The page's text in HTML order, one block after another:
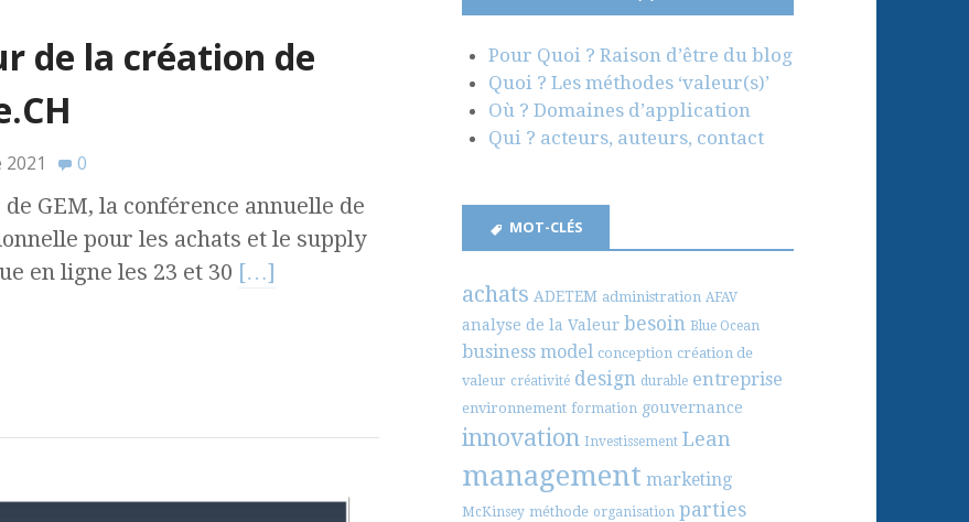
de la création de
0
GEM, la conférence annuelle de
pour les achats et le supply
en ligne les 23 et 30 […]
Pour Quoi ? Raison d’être du blog
Quoi ? Les méthodes ‘valeur(s)’
Où ? Domaines d’application
Qui ? acteurs, auteurs, contact
MOT-CLÉS
achats ADETEM administration AFAV
analyse de la Valeur besoin Blue Ocean
business model conception création de
valeur créativité design durable entreprise
environnement formation gouvernance
innovation Investissement Lean
management marketing
McKinsey méthode organisation parties